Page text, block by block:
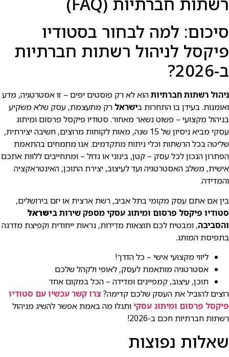
סיכום: למה לבחור בסטודיו
פיקסל לניהול רשתות חברתיות
ב-2026?
ניהול רשתות חברתיותהוא לא רק פוסטים יפים – זו אסטרטגיה, מדע
ואומנות. בעידן בו התחרות בישראל רק מתעצמת, עסק שלא משקיע
בניהול מקצועי – פשוט נשאר מאחור. סטודיו פיקסל פרסום ומיתוג
עסקי מביא ניסיון של 15 שנה, מאות לקוחות מרוצים, חשיבה יצירתית,
שליטה בכל הרשתות וכלי ניתוח מתקדמים. אנו מתמחים בהתאמת
הפתרון הנכון לכל עסק – קטן, בינוני או גדול – ומתחייבים ללוות אתכם
אישית, משלב האסטרטגיה ועד לעיצוב, יצירת התוכן, האינטראקציה
והמדידה.
בין אם אתם עסק מקומי בתל אביב, רשת ארצית או יזם בירושלים,
סטודיו פיקסל פרסום ומיתוג עסקי מספק שירות בישראל
והסביבה, ומבטיח לכם תוצאות מדידות, נראות ייחודית וקפיצת מדרגה
בתפיסת המותג.
ליווי מקצועי אישי – כל הדרך!
אסטרטגיה מותאמת לעסק, לאופי ולקהל שלכם
תוכן, עיצוב, קמפיינים ומדידה – הכל במקום אחד
רוצים להוביל את העסק שלכם קדימה?צרו קשר עכשיו עם סטודיו
פיקסל פרסום ומיתוג עסקיותגלו מה באמת אפשר להשיג מניהול
רשתות חברתיות חכם ב-2026!
שאלות נפוצות